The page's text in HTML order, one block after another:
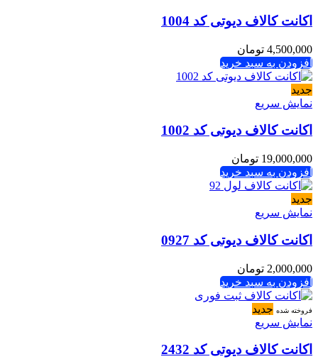
اکانت کالاف دیوتی کد 1004
4,500,000 تومان
افزودن به سبد خرید
جدید
نمایش سریع
اکانت کالاف دیوتی کد 1002
19,000,000 تومان
افزودن به سبد خرید
جدید
نمایش سریع
اکانت کالاف دیوتی کد 0927
2,000,000 تومان
افزودن به سبد خرید
فروخته شده جدید
نمایش سریع
اکانت کالاف دیوتی کد 2432